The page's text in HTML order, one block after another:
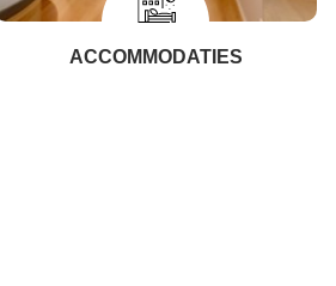
ACCOMMODATIES